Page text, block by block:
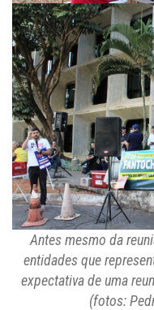
Antes mesmo da
entidades que
expectativa de uma
(fotos: